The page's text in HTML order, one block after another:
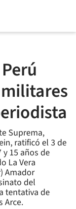
Suprema,
ratificó el 3 de
15 años de
La Vera
Amador
del
tentativa de
Arce.